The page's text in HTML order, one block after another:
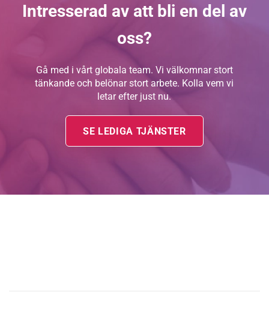
Intresserad av att bli en del av
oss?
Gå med i vårt globala team. Vi välkomnar stort
tänkande och belönar stort arbete. Kolla vem vi
letar efter just nu.
SE LEDIGA TJÄNSTER